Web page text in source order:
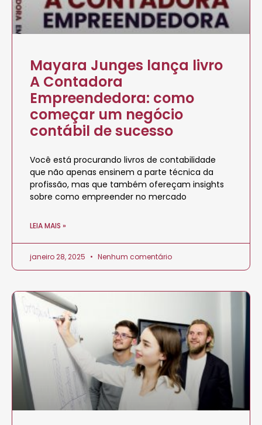
Mayara Junges lança livro
A Contadora
Empreendedora: como
começar um negócio
contábil de sucesso
Você está procurando livros de contabilidade
que não apenas ensinem a parte técnica da
profissão, mas que também ofereçam insights
sobre como empreender no mercado
LEIA MAIS »
janeiro 28, 2025 Nenhum comentário